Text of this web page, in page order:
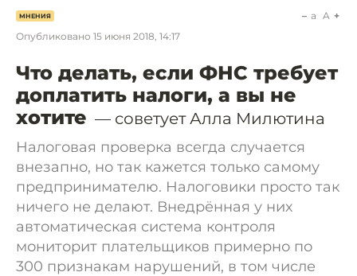
МНЕНИЯ
Опубликовано 15 июня 2018, 14:17
a A
Что делать, если ФНС требует
доплатить налоги, а вы не
хотите — советует Алла Милютина
Налоговая проверка всегда случается
внезапно, но так кажется только самому
предпринимателю. Налоговики просто так
ничего не делают. Внедрённая у них
автоматическая система контроля
мониторит плательщиков примерно по
300 признакам нарушений, в том числе